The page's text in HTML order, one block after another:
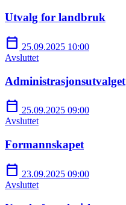
Utvalg for landbruk
calendar_today 25.09.2025 10:00
Avsluttet
Administrasjonsutvalget
calendar_today 25.09.2025 09:00
Avsluttet
Formannskapet
calendar_today 23.09.2025 09:00
Avsluttet